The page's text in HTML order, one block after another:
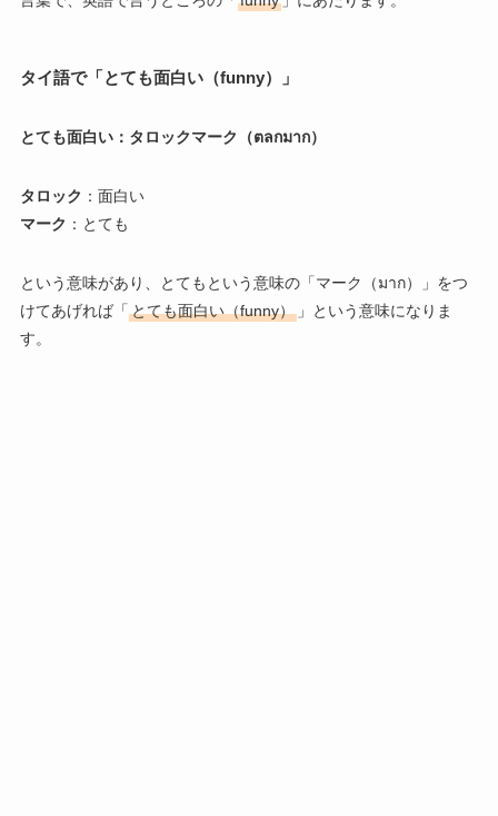
タイ語で「とても面白い（funny）」
とても面白い：タロックマーク（ตลกมาก）
タロック ：面白い
マーク ：とても
という意味があり、とてもという意味の「マーク（มาก）」をつ
けてあげれば「 とても面白い（funny）」という意味になりま
す。